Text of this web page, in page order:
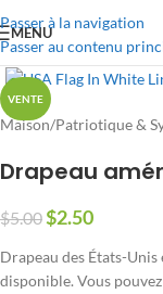
Passer à la navigation
Passer au contenu
MENU
VENTE
Maison/Patriotique &
Drapeau
$5.00$2.50
Drapeau des États-
disponible. Vous